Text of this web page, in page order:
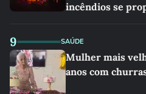
incêndios se
9 SAÚDE
Mulher mais
anos com